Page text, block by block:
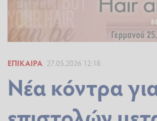
ΕΠΊΚΑΙΡΑ 27.05.2026 12:18
Νέα κόντρα